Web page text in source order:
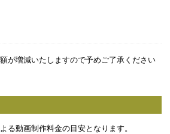
が増減いたしますので予めご了承ください
る動画制作料金の目安となります。